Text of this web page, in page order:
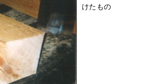
けたもの